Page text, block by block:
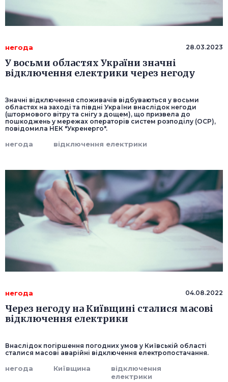
негода 28.03.2023
У восьми областях України значні
відключення електрики через негоду
Значні відключення споживачів відбуваються у восьми
областях на заході та півдні України внаслідок негоди
(штормового вітру та снігу з дощем), що призвела до
пошкоджень у мережах операторів систем розподілу (ОСР),
повідомила НЕК "Укренерго".
негода відключення електрики
негода 04.08.2022
Через негоду на Київщині сталися масові
відключення електрики
Внаслідок погіршення погодних умов у Київській області
сталися масові аварійні відключення електропостачання.
негода Київщина
відключення
електрики